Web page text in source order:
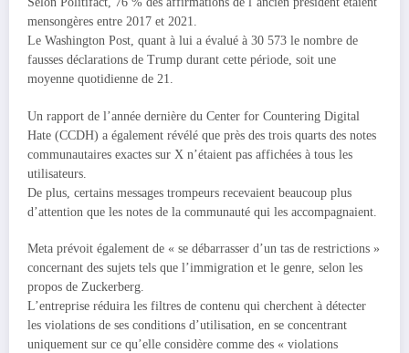
mensongères entre 2017 et 2021.
Le Washington Post, quant à lui a évalué à 30 573 le nombre de
fausses déclarations de Trump durant cette période, soit une
moyenne quotidienne de 21.
Un rapport de l’année dernière du Center for Countering Digital
Hate (CCDH) a également révélé que près des trois quarts des notes
communautaires exactes sur X n’étaient pas affichées à tous les
utilisateurs.
De plus, certains messages trompeurs recevaient beaucoup plus
d’attention que les notes de la communauté qui les accompagnaient.
Meta prévoit également de « se débarrasser d’un tas de restrictions »
concernant des sujets tels que l’immigration et le genre, selon les
propos de Zuckerberg.
L’entreprise réduira les filtres de contenu qui cherchent à détecter
les violations de ses conditions d’utilisation, en se concentrant
uniquement sur ce qu’elle considère comme des « violations